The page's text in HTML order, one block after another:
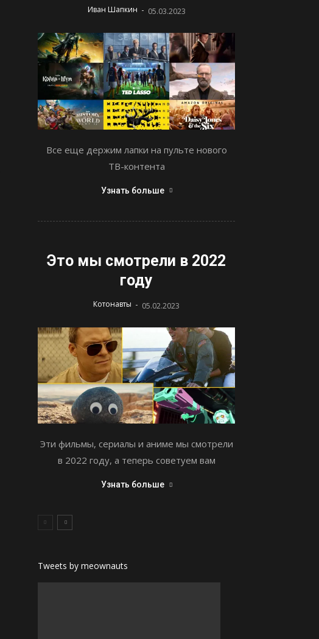
Иван Шапкин - 05.03.2023
Все еще держим лапки на пульте нового
ТВ-контента
Узнать больше
Это мы смотрели в 2022
году
Котонавты - 05.02.2023
Эти фильмы, сериалы и аниме мы смотрели
в 2022 году, а теперь советуем вам
Узнать больше
Tweets by meownauts